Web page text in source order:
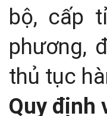
bộ, cấp
phương,
thủ tục
Quy định